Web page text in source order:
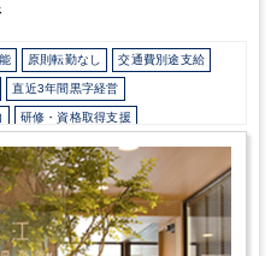
原則転勤なし 交通費別途支給
直近3年間黒字経営
研修・資格取得支援
地域密着 顧客開拓にノウハウあり
製造に強み ネットショップに強み